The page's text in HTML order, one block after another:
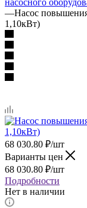
—Насос
1,10кВт)
68 030.80 ₽/шт
Варианты цен
68 030.80 ₽/шт
Подробности
Нет в наличии